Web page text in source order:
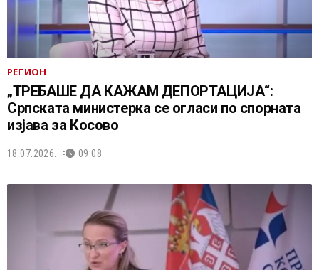
РЕГИОН
„ТРЕБАШЕ ДА КАЖАМ ДЕПОРТАЦИЈА“:
Српската министерка се огласи по спорната
изјава за Косово
18.07.2026. 09:08